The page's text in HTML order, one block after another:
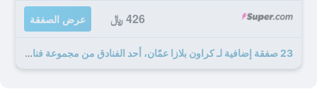
426 ﷼ عرض الصفقة
23 صفقة إضافية لـ كراون بلازا عمّان، أحد الفنادق من مجموعة فنادق إنتركونتيننتال